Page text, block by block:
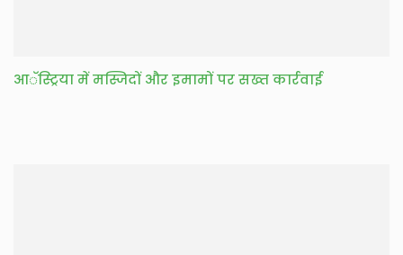
आॅस्ट्रिया में मस्जिदों और इमामों पर सख्त कार्रवाई